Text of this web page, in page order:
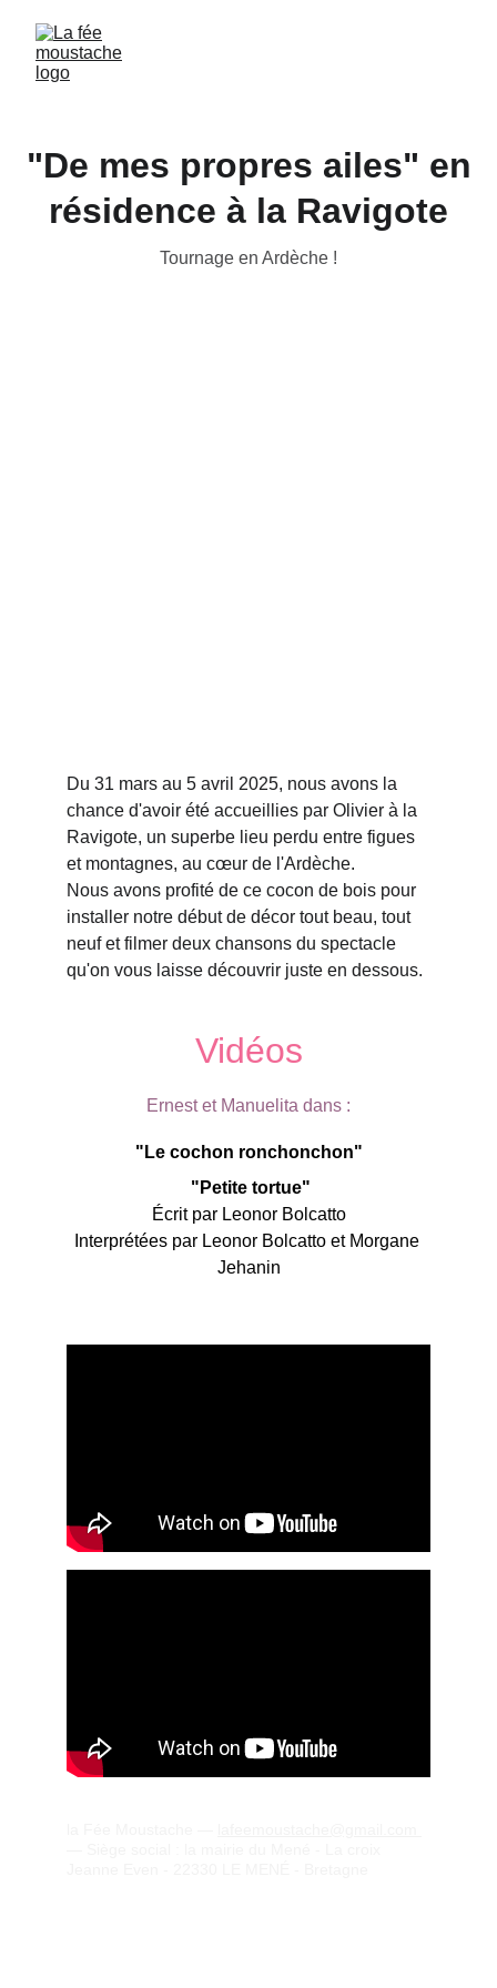
"De mes propres ailes" en
résidence à la Ravigote
Tournage en Ardèche !
Du 31 mars au 5 avril 2025, nous avons la
chance d'avoir été accueillies par Olivier à la
Ravigote, un superbe lieu perdu entre figues
et montagnes, au cœur de l'Ardèche.
Nous avons profité de ce cocon de bois pour
installer notre début de décor tout beau, tout
neuf et filmer deux chansons du spectacle
qu'on vous laisse découvrir juste en dessous.
Vidéos
Ernest et Manuelita dans :
"Le cochon ronchonchon"
"Petite tortue"
Écrit par Leonor Bolcatto
Interprétées par Leonor Bolcatto et Morgane
Jehanin